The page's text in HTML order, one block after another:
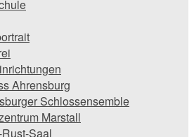
Ahrensburg
Schlossensemble
Marstall
Saal